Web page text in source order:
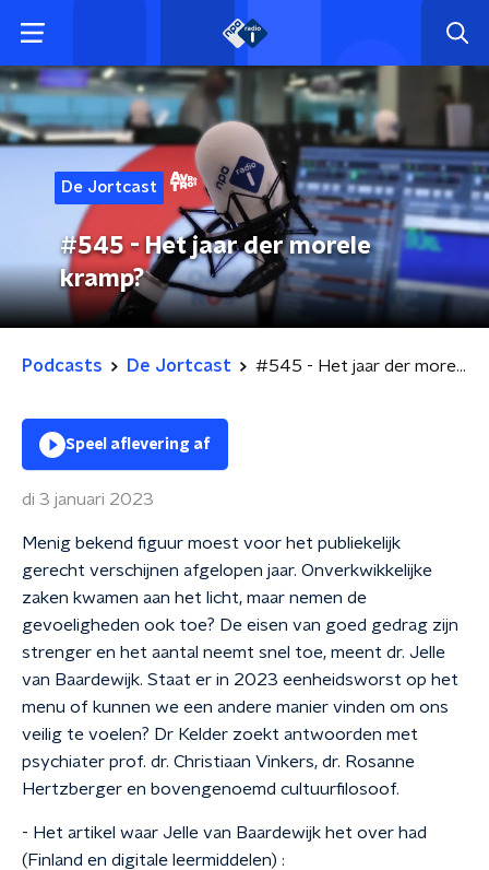
De Jortcast
#545 - Het jaar der morele
kramp?
Podcasts De Jortcast #545 - Het jaar der morele kramp?
Speel aflevering af
di 3 januari 2023
Menig bekend figuur moest voor het publiekelijk
gerecht verschijnen afgelopen jaar. Onverkwikkelijke
zaken kwamen aan het licht, maar nemen de
gevoeligheden ook toe? De eisen van goed gedrag zijn
strenger en het aantal neemt snel toe, meent dr. Jelle
van Baardewijk. Staat er in 2023 eenheidsworst op het
menu of kunnen we een andere manier vinden om ons
veilig te voelen? Dr Kelder zoekt antwoorden met
psychiater prof. dr. Christiaan Vinkers, dr. Rosanne
Hertzberger en bovengenoemd cultuurfilosoof.
- Het artikel waar Jelle van Baardewijk het over had
(Finland en digitale leermiddelen) :